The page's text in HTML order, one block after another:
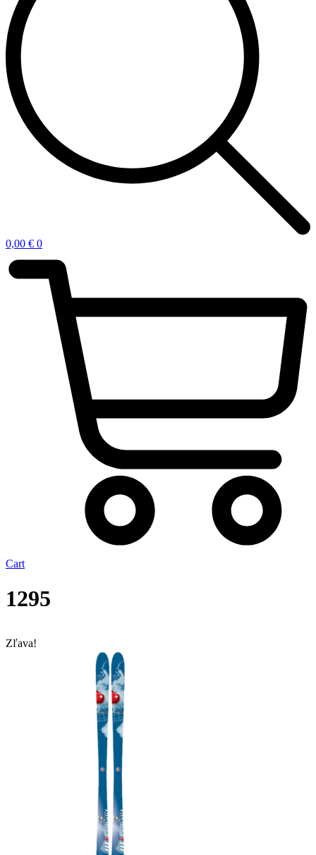
0,00 € 0
Cart
1295
Zľava!